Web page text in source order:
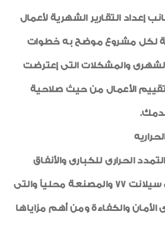
إعداد التقارير الشهرية لأعمال
لكل مشروع موضح به خطوات
والمشكلات التى إعترضت
الأعمال من حيث صلاحية
الحرارى للكبارى والأنفاق
باستخدام مادة الإبرى سيلانت 77 والمصنعة محلياً والتى
والكفاءة ومن أهم مزاياها